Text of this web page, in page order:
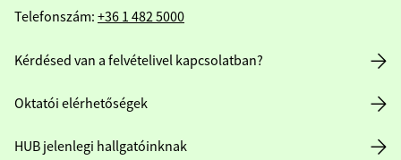
Telefonszám: +36 1 482 5000
Kérdésed van a felvételivel kapcsolatban?
Oktatói elérhetőségek
HUB jelenlegi hallgatóinknak